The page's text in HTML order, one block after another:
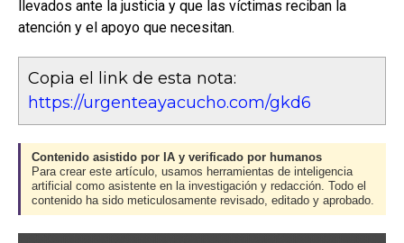
llevados ante la justicia y que las víctimas reciban la
atención y el apoyo que necesitan.
Copia el link de esta nota:
https://urgenteayacucho.com/gkd6
Contenido asistido por IA y verificado por humanos
Para crear este artículo, usamos herramientas de inteligencia
artificial como asistente en la investigación y redacción. Todo el
contenido ha sido meticulosamente revisado, editado y aprobado.